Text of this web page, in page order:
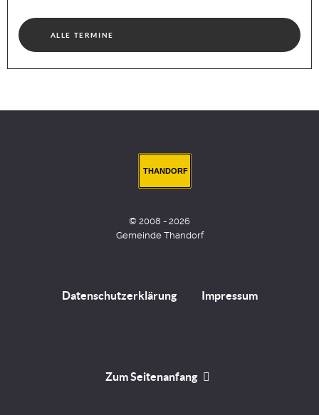
ALLE TERMINE
THANDORF
© 2008 - 2026
Gemeinde Thandorf
Datenschutzerklärung Impressum
Zum Seitenanfang